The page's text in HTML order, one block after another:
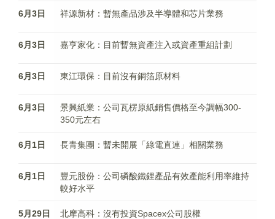
6月3日 祥源新材：暫無產品涉及半導體和芯片業務
6月3日 嘉亨家化：目前暫無資產注入或資產重組計劃
6月3日 東江環保：目前沒有銅箔原材料
6月3日
景興紙業：公司瓦楞原紙銷售價格至今調幅300-
350元左右
6月1日 長青集團：暫未開展「綠電直連」相關業務
6月1日
豐元股份：公司磷酸鐵鋰產品有效產能利用率維持
較好水平
5月29日 北摩高科：沒有投資Spacex公司股權